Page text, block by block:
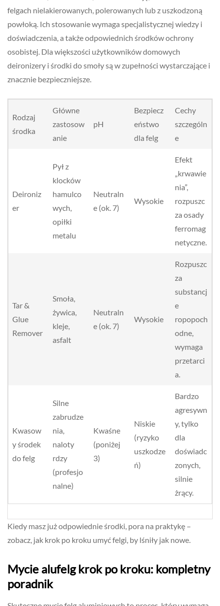
felgach nielakierowanych, polerowanych lub z uszkodzoną
powłoką. Ich stosowanie wymaga specjalistycznej wiedzy i
doświadczenia, a także odpowiednich środków ochrony
osobistej. Dla większości użytkowników domowych
deironizery i środki do smoły są w zupełności wystarczające i
znacznie bezpieczniejsze.
Rodzaj
środka
Główne
zastosow
anie
pH
Bezpiecz
eństwo
dla felg
Cechy
szczególn
e
Deironiz
er
Pył z
klocków
hamulco
wych,
opiłki
metalu
Neutraln
e (ok. 7)
Wysokie
Efekt
„krwawie
nia”,
rozpuszc
za osady
ferromag
netyczne.
Tar &
Glue
Remover
Smoła,
żywica,
kleje,
asfalt
Neutraln
e (ok. 7)
Wysokie
Rozpuszc
za
substancj
e
ropopoch
odne,
wymaga
przetarci
a.
Kwasow
y środek
do felg
Silne
zabrudze
nia,
naloty
rdzy
(profesjo
nalne)
Kwaśne
(poniżej
3)
Niskie
(ryzyko
uszkodze
ń)
Bardzo
agresywn
y, tylko
dla
doświadc
zonych,
silnie
żrący.
Kiedy masz już odpowiednie środki, pora na praktykę –
zobacz, jak krok po kroku umyć felgi, by lśniły jak nowe.
Mycie alufelg krok po kroku: kompletny
poradnik